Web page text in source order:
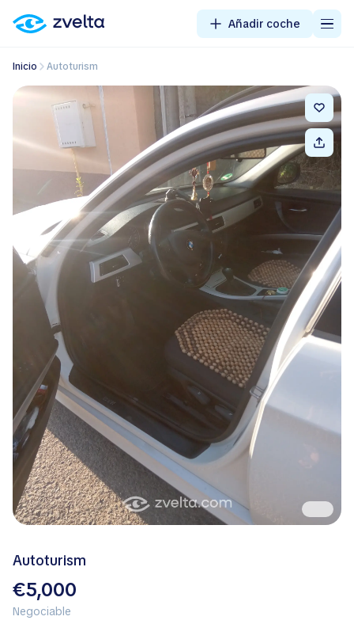
Añadir coche
Inicio Autoturism
Autoturism
€5,000
Negociable